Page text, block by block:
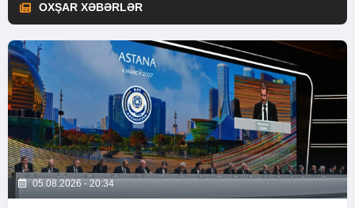
OXŞAR XƏBƏRLƏR
05.08.2026 - 20:34